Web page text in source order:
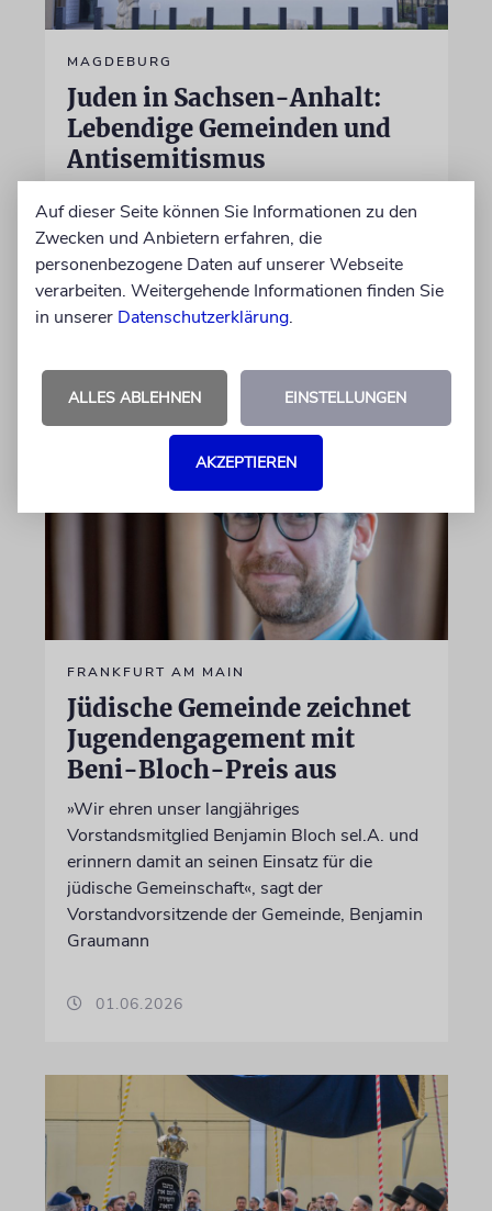
MAGDEBURG
Juden in Sachsen-Anhalt:
Lebendige Gemeinden und
Antisemitismus
Oktober 2019 in Halle (Saale) hat Sachsen-
Anhalt 2020 ein Landesprogramm für
jüdisches Leben beschlossen, um die jüdische
Gemeinschaft zu fördern und zu schützen
17.06.2026
FRANKFURT AM MAIN
Jüdische Gemeinde zeichnet
Jugendengagement mit
Beni-Bloch-Preis aus
»Wir ehren unser langjähriges
Vorstandsmitglied Benjamin Bloch sel.A. und
erinnern damit an seinen Einsatz für die
jüdische Gemeinschaft«, sagt der
Vorstandvorsitzende der Gemeinde, Benjamin
Graumann
01.06.2026
Auf dieser Seite können Sie Informationen zu den
Zwecken und Anbietern erfahren, die
personenbezogene Daten auf unserer Webseite
verarbeiten. Weitergehende Informationen finden Sie
in unserer Datenschutzerklärung.
ALLES ABLEHNEN EINSTELLUNGEN
AKZEPTIEREN